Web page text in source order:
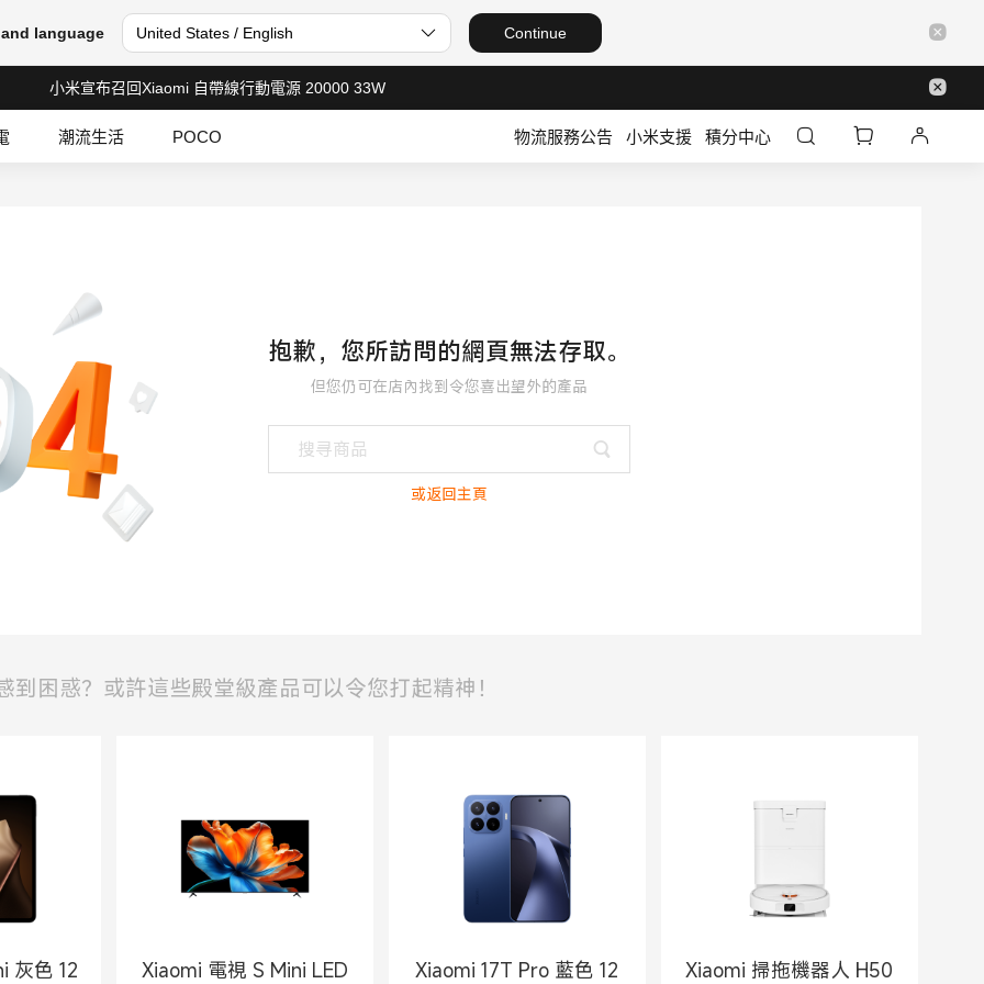
language United States / English Continue
小米宣布召回Xiaomi 自帶線行動電源 20000 33W
潮流生活 POCO 物流服務公告 小米支援 積分中心
抱歉，您所訪問的網頁無法存取。
但您仍可在店內找到令您喜出望外的產品
或返回主頁
到困惑？或許這些殿堂級產品可以令您打起精神！
灰色 12
Xiaomi 電視 S Mini LED
Xiaomi 17T Pro 藍色 12
Xiaomi 掃拖機器人 H50